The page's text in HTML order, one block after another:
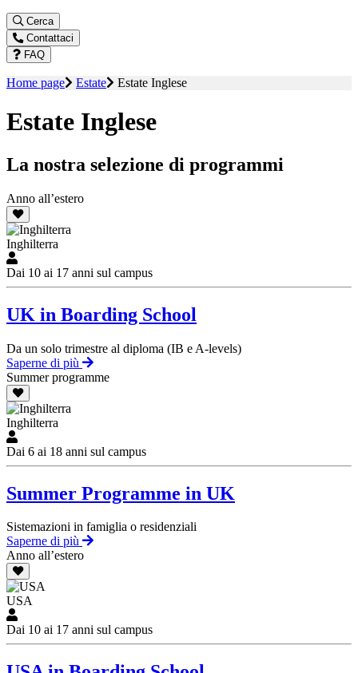
Cerca
Contattaci
FAQ
Home page Estate Estate Inglese
Estate Inglese
La nostra selezione di programmi
Anno all’estero
Inghilterra
Dai 10 ai 17 anni sul campus
UK in Boarding School
Da un solo trimestre al diploma (IB e A-levels)
Saperne di più
Summer programme
Inghilterra
Dai 6 ai 18 anni sul campus
Summer Programme in UK
Sistemazioni in famiglia o residenziali
Saperne di più
Anno all’estero
USA
Dai 10 ai 17 anni sul campus